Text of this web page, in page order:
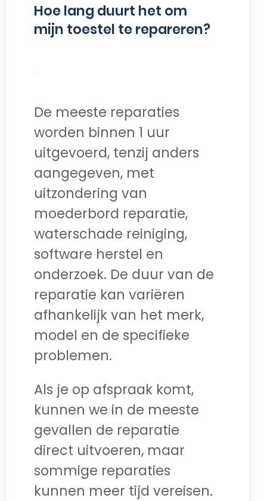
Hoe lang duurt het om
mijn toestel te repareren?
De meeste reparaties
worden binnen 1 uur
uitgevoerd, tenzij anders
aangegeven, met
uitzondering van
moederbord reparatie,
waterschade reiniging,
software herstel en
onderzoek. De duur van de
reparatie kan variëren
afhankelijk van het merk,
model en de specifieke
problemen.
Als je op afspraak komt,
kunnen we in de meeste
gevallen de reparatie
direct uitvoeren, maar
sommige reparaties
kunnen meer tijd vereisen.